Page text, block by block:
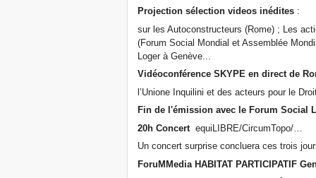
Projection sélection videos inédites :
sur les Autoconstructeurs (Rome) ; Les
(Forum Social Mondial et Assemblée
Loger à Genève...
Vidéoconférence SKYPE en direct de
l’Unione Inquilini et des acteurs pour le
Fin de l'émission avec le Forum Social
20h Concert equiLIBRE/CircumTopo/…
Un concert surprise concluera ces trois
ForuMMedia HABITAT PARTICIPATIF